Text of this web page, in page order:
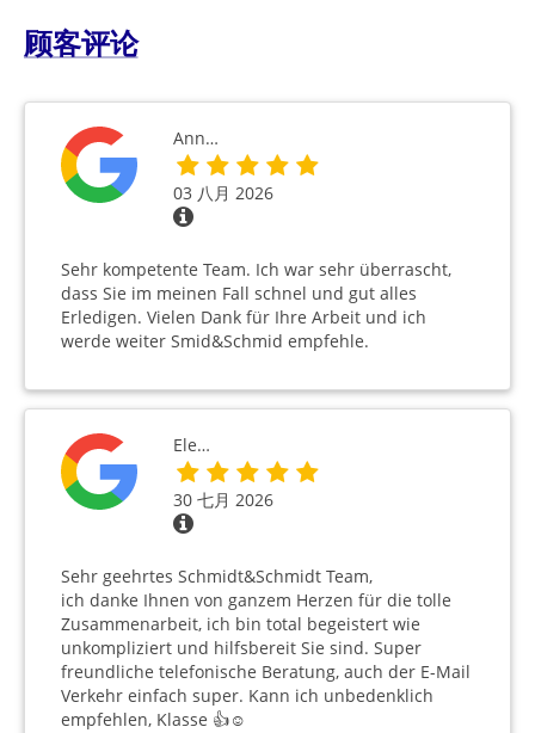
顾客评论
Ann…
03 八月 2026
Sehr kompetente Team. Ich war sehr überrascht,
dass Sie im meinen Fall schnel und gut alles
Erledigen. Vielen Dank für Ihre Arbeit und ich
werde weiter Smid&Schmid empfehle.
Ele…
30 七月 2026
Sehr geehrtes Schmidt&Schmidt Team,
ich danke Ihnen von ganzem Herzen für die tolle
Zusammenarbeit, ich bin total begeistert wie
unkompliziert und hilfsbereit Sie sind. Super
freundliche telefonische Beratung, auch der E-Mail
Verkehr einfach super. Kann ich unbedenklich
empfehlen, Klasse 👍☺️